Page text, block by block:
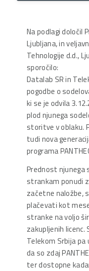
Na podlagi določil
Ljubljana, in
Tehnologije d.d.,
sporočilo:
Datalab SR in
pogodbe o
ki se je odvila
plod njunega
storitve v oblaku.
tudi nova
programa
Prednost njunega
strankam ponudi
začetne naložbe,
plačevati kot
stranke na voljo
zakupljenih licenc.
Telekom Srbija
da so zdaj
ter dostopne